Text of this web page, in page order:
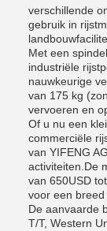
verschillende
gebruik in
Met een
industriële
nauwkeurige
van 175 kg
vervoeren en
Of u nu een
commerciële
van YIFENG
activiteiten.De
van 650USD
voor een breed
De aanvaarde
T/T, Western